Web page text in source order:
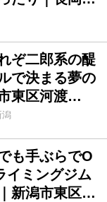
ぞ二郎系の醍
で決まる夢の
東区河渡…
潟
も手ぶらでO
イミングジム
新潟市東区…